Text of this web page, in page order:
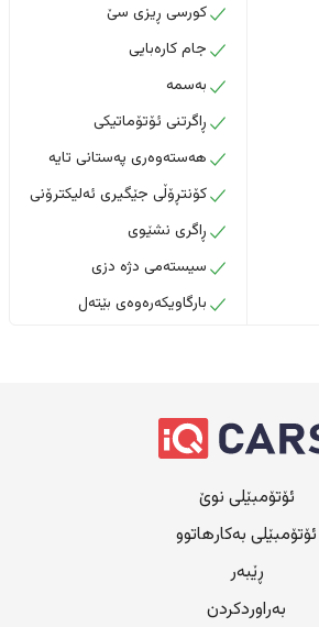
کورسی ڕیزی سێ
جام کارەبایی
بەسمە
ڕاگرتنی ئۆتۆماتیکی
هەستەوەری پەستانی تایە
کۆنتڕۆڵی جێگیری ئەلیکترۆنی
ڕاگری نشێوی
سیستەمی دژە دزی
بارگاویکەرەوەی بێتەل
ئۆتۆمبێلی نوێ
ئۆتۆمبێلی بەکارهاتوو
ڕێبەر
بەراوردکردن